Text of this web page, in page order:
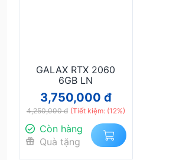
GALAX RTX 2060
6GB LN
3,750,000 đ
4,250,000 đ (Tiết kiệm: (12%)
Còn hàng
Quà tặng